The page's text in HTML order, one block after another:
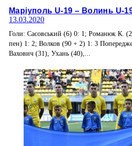
Маріуполь U-19 – Волинь U-
13.03.2020
Голи: Сасовський (6) 0: 1; Романюк К.
пен) 1: 2; Волков (90 + 2) 1: 3
Вахович (31), Ухань (40),...